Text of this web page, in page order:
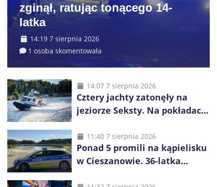
zginął, ratując tonącego 14-
latka
14:19 7 sierpnia 2026
1 osoba skomentowała
14:07 7 sierpnia 2026
Cztery jachty zatonęły na
jeziorze Seksty. Na pokładach
małoletnich
11:40 7 sierpnia 2026
Ponad 5 promili na kąpielisku
w Cieszanowie. 36-latka